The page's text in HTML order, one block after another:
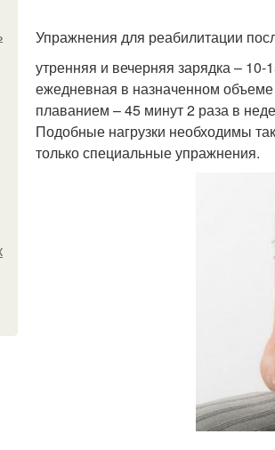
Упражнения для реабилитации
утренняя и вечерняя зарядка –
ежедневная в назначенном
плаванием – 45 минут 2 раза в
Подобные нагрузки необходимы
только специальные упражнения.